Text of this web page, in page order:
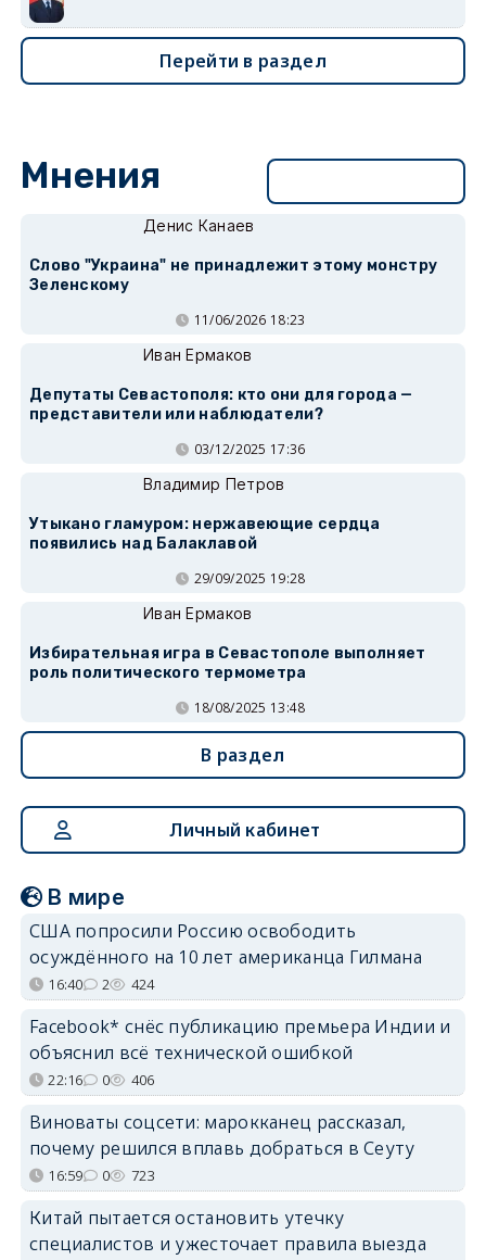
Перейти в раздел
Мнения
Денис Канаев
Слово "Украина" не принадлежит этому монстру
Зеленскому
11/06/2026 18:23
Иван Ермаков
Депутаты Севастополя: кто они для города —
представители или наблюдатели?
03/12/2025 17:36
Владимир Петров
Утыкано гламуром: нержавеющие сердца
появились над Балаклавой
29/09/2025 19:28
Иван Ермаков
Избирательная игра в Севастополе выполняет
роль политического термометра
18/08/2025 13:48
В раздел
Личный кабинет
В мире
США попросили Россию освободить
осуждённого на 10 лет американца Гилмана
16:40 2 424
Facebook* снёс публикацию премьера Индии и
объяснил всё технической ошибкой
22:16 0 406
Виноваты соцсети: марокканец рассказал,
почему решился вплавь добраться в Сеуту
16:59 0 723
Китай пытается остановить утечку
специалистов и ужесточает правила выезда